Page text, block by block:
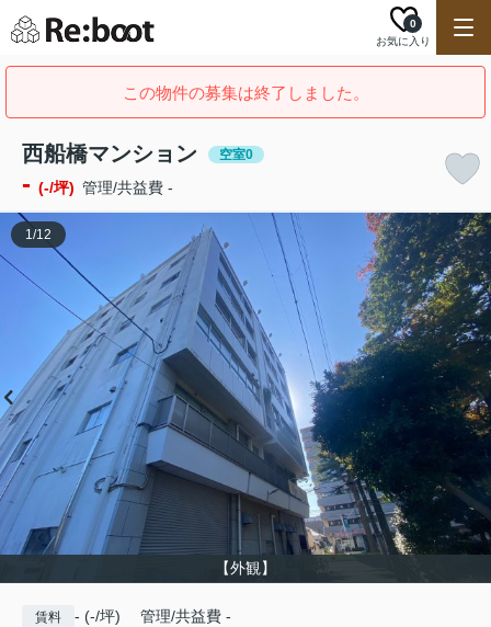
お気に入り
0
この物件の募集は終了しました。
西船橋マンション 空室0
- (-/坪) 管理/共益費 -
【外観】
1/12
賃料 - (-/坪) 管理/共益費 -